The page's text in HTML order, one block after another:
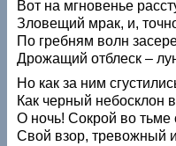
Вот на мгновенье
Зловещий мрак, и,
По гребням волн
Дрожащий отблеск –
Но как за ним
Как черный небосклон
О ночь! Сокрой во тьме
Свой взор, тревожный